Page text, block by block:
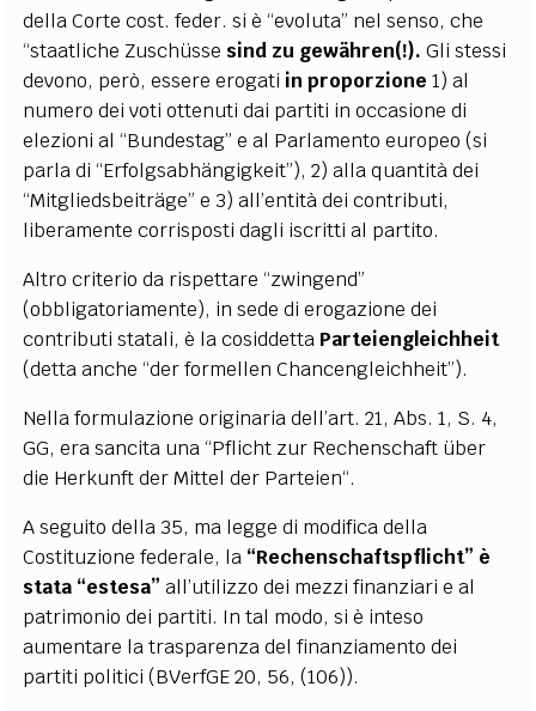
della Corte cost. feder. si è “evoluta” nel senso, che
“staatliche Zuschüsse sind zu gewähren(!). Gli stessi
devono, però, essere erogati in proporzione 1) al
numero dei voti ottenuti dai partiti in occasione di
elezioni al “Bundestag” e al Parlamento europeo (si
parla di “Erfolgsabhängigkeit”), 2) alla quantità dei
“Mitgliedsbeiträge” e 3) all’entità dei contributi,
liberamente corrisposti dagli iscritti al partito.
Altro criterio da rispettare “zwingend”
(obbligatoriamente), in sede di erogazione dei
contributi statali, è la cosiddetta Parteiengleichheit
(detta anche “der formellen Chancengleichheit”).
Nella formulazione originaria dell’art. 21, Abs. 1, S. 4,
GG, era sancita una “Pflicht zur Rechenschaft über
die Herkunft der Mittel der Parteien“.
A seguito della 35, ma legge di modifica della
Costituzione federale, la “Rechenschaftspflicht” è
stata “estesa”all’utilizzo dei mezzi finanziari e al
patrimonio dei partiti. In tal modo, si è inteso
aumentare la trasparenza del finanziamento dei
partiti politici (BVerfGE 20, 56, (106)).